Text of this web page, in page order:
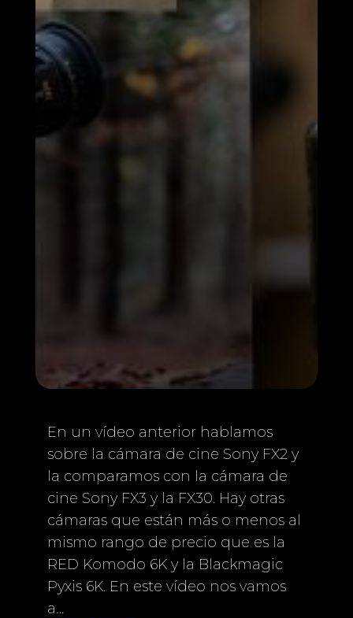
En un vídeo anterior hablamos
sobre la cámara de cine Sony FX2 y
la comparamos con la cámara de
cine Sony FX3 y la FX30. Hay otras
cámaras que están más o menos al
mismo rango de precio que es la
RED Komodo 6K y la Blackmagic
Pyxis 6K. En este vídeo nos vamos
a…